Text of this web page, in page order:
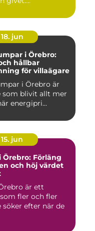
18. jun
i Örebro:
hållbar
för villaägare
i Örebro är
som blivit allt mer
energipri...
15. jun
Örebro: Förläng
och höj värdet
är ett
fler och fler
söker efter när de